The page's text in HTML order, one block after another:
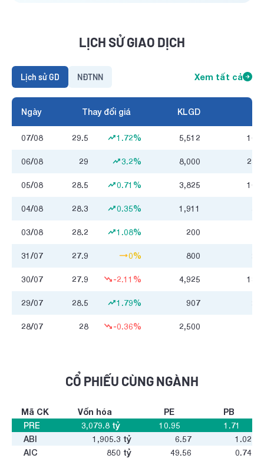
LỊCH SỬ GIAO DỊCH
Lịch sử GD NĐTNN Xem tất cả
Ngày Thay đổi giá KLGD
07/08 29.5 1.72% 5,512
06/08 29 3.2% 8,000
05/08 28.5 0.71% 3,825
04/08 28.3 0.35% 1,911
03/08 28.2 1.08% 200
31/07 27.9 0% 800
30/07 27.9 -2.11% 4,925
29/07 28.5 1.79% 907
28/07 28 -0.36% 2,500
CỔ PHIẾU CÙNG NGÀNH
Mã CK Vốn hóa PE
PB
PRE
3,079.8 tỷ 10.95
1.71
ABI
1,905.3 tỷ 6.57
1.02
AIC
850 tỷ 49.56
0.74